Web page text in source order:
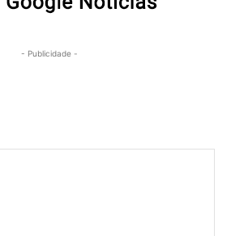
- Publicidade -